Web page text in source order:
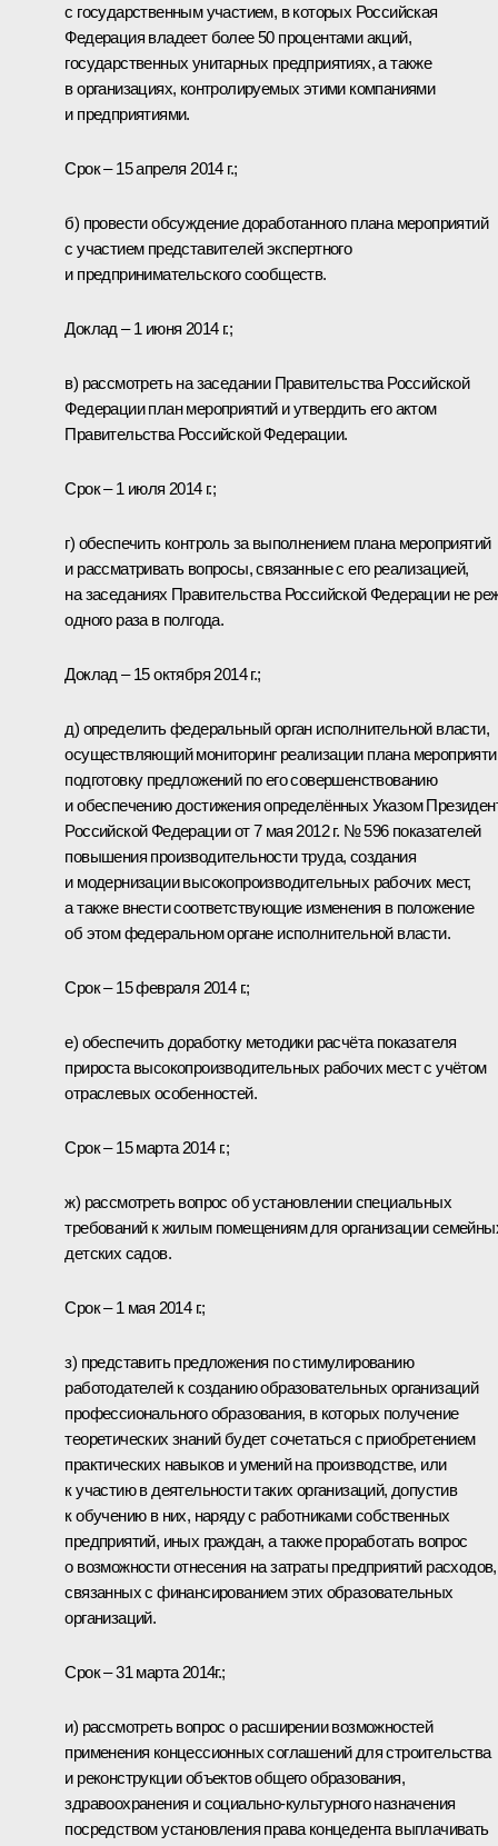
с государственным участием, в которых Российская
Федерация владеет более 50 процентами акций,
государственных унитарных предприятиях, а также
в организациях, контролируемых этими компаниями
и предприятиями.
Срок – 15 апреля 2014 г.;
б) провести обсуждение доработанного плана мероприятий
с участием представителей экспертного
и предпринимательского сообществ.
Доклад – 1 июня 2014 г.;
в) рассмотреть на заседании Правительства Российской
Федерации план мероприятий и утвердить его актом
Правительства Российской Федерации.
Срок – 1 июля 2014 г.;
г) обеспечить контроль за выполнением плана мероприятий
и рассматривать вопросы, связанные с его реализацией,
на заседаниях Правительства Российской Федерации не
одного раза в полгода.
Доклад – 15 октября 2014 г.;
д) определить федеральный орган исполнительной власти,
осуществляющий мониторинг реализации плана
подготовку предложений по его совершенствованию
и обеспечению достижения определённых Указом
Российской Федерации от 7 мая 2012 г. № 596 показателей
повышения производительности труда, создания
и модернизации высокопроизводительных рабочих мест,
а также внести соответствующие изменения в положение
об этом федеральном органе исполнительной власти.
Срок – 15 февраля 2014 г.;
е) обеспечить доработку методики расчёта показателя
прироста высокопроизводительных рабочих мест с учётом
отраслевых особенностей.
Срок – 15 марта 2014 г.;
ж) рассмотреть вопрос об установлении специальных
требований к жилым помещениям для организации
детских садов.
Срок – 1 мая 2014 г.;
з) представить предложения по стимулированию
работодателей к созданию образовательных организаций
профессионального образования, в которых получение
теоретических знаний будет сочетаться с приобретением
практических навыков и умений на производстве, или
к участию в деятельности таких организаций, допустив
к обучению в них, наряду с работниками собственных
предприятий, иных граждан, а также проработать вопрос
о возможности отнесения на затраты предприятий расходов,
связанных с финансированием этих образовательных
организаций.
Срок – 31 марта 2014г.;
и) рассмотреть вопрос о расширении возможностей
применения концессионных соглашений для строительства
и реконструкции объектов общего образования,
здравоохранения и социально-культурного назначения
посредством установления права концедента выплачивать